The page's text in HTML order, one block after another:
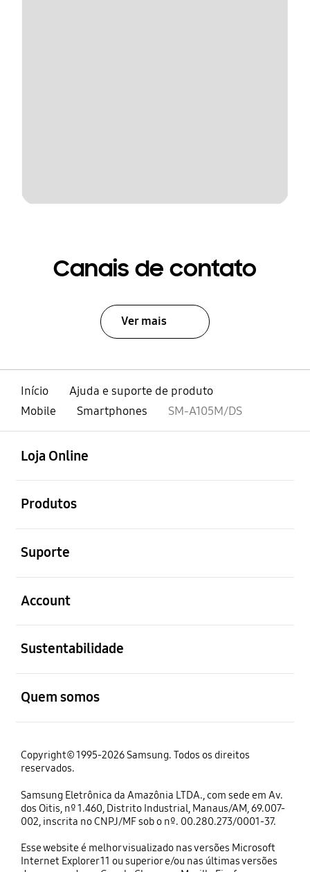
Canais de contato
Ver mais
Início
Ajuda e suporte de produto
Mobile
Smartphones SM-A105M/DS
Loja Online
Produtos
Suporte
Account
Sustentabilidade
Quem somos
Copyright© 1995-2026 Samsung. Todos os direitos
reservados.
Samsung Eletrônica da Amazônia LTDA., com sede em Av.
dos Oitis, nº 1.460, Distrito Industrial, Manaus/AM, 69.007-
002, inscrita no CNPJ/MF sob o nº. 00.280.273/0001-37.
Esse website é melhor visualizado nas versões Microsoft
Internet Explorer 11 ou superior e/ou nas últimas versões